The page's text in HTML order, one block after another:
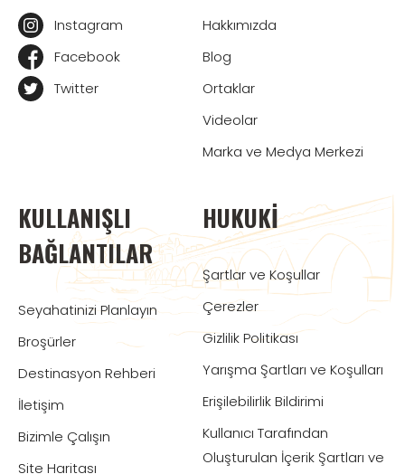
Instagram
Facebook
Twitter
Hakkımızda
Blog
Ortaklar
Videolar
Marka ve Medya Merkezi
KULLANIŞLI
BAĞLANTILAR
Seyahatinizi Planlayın
Broşürler
Destinasyon Rehberi
İletişim
Bizimle Çalışın
Site Haritası
HUKUKI
Şartlar ve Koşullar
Çerezler
Gizlilik Politikası
Yarışma Şartları ve Koşulları
Erişilebilirlik Bildirimi
Kullanıcı Tarafından
Oluşturulan İçerik Şartları ve